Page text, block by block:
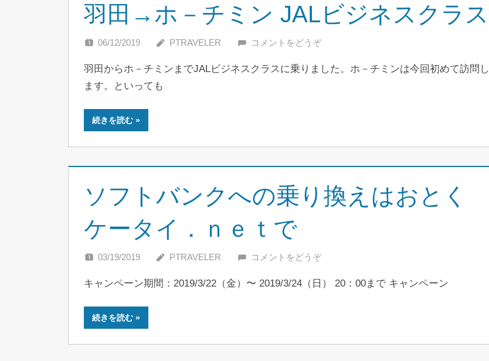
羽田→ホ－チミン JALビジネスクラス
06/12/2019 PTRAVELER コメントをどうぞ
羽田からホ－チミンまでJALビジネスクラスに乗りました。ホ－チミンは今回初めて訪問し
ます。といっても
続きを読む
ソフトバンクへの乗り換えはおとく
ケータイ．ｎｅｔで
03/19/2019 PTRAVELER コメントをどうぞ
キャンペーン期間：2019/3/22（金）〜 2019/3/24（日） 20：00まで キャンペーン
続きを読む